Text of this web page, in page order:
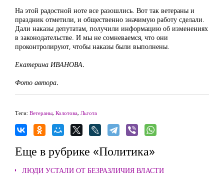
На этой радостной ноте все разошлись. Вот так ветераны и
праздник отметили, и общественно значимую работу сделали.
Дали наказы депутатам, получили информацию об изменениях
в законодательстве. И мы не сомневаемся, что они
проконтролируют, чтобы наказы были выполнены.
Екатерина ИВАНОВА.
Фото автора.
Теги: Ветераны, Колотова, Льгота
Еще в рубрике «Политика»
ЛЮДИ УСТАЛИ ОТ БЕЗРАЗЛИЧИЯ ВЛАСТИ